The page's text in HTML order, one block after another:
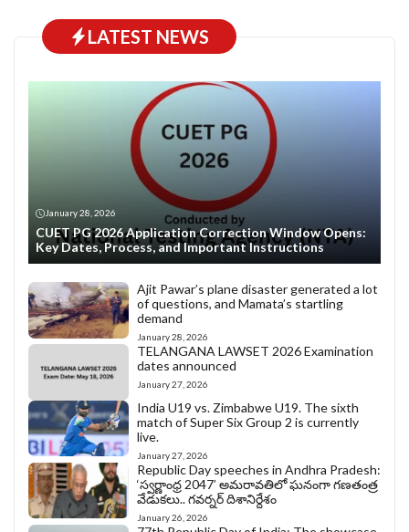
LATEST NEWS
January 28, 2026
CUET PG 2026 Application Correction Window Opens:
Key Dates, Process, and Important Instructions
Ajit Pawar’s plane disaster generated a lot
of questions, and Mamata’s startling
demand
January 28, 2026
TELANGANA LAWSET 2026 Examination
dates announced
January 27, 2026
India U19 vs. Zimbabwe U19. The sixth
match of Super Six Group 2 is currently
live.
January 27, 2026
Republic Day speeches in Andhra Pradesh:
‘స్వర్ణాంధ్ర 2047’ అమరావతిలో ఘనంగా గణతంత్ర
వేడుకలు.. గవర్నర్ దిశానిర్దేశం
January 26, 2026